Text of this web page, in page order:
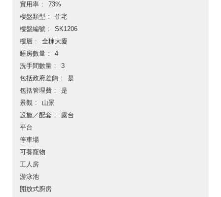
實用率
73%
樓盤類型
住宅
樓盤編號
SK1206
樓層
全棟大廈
睡房數量
4
洗手間數量
3
包括政府差餉
是
包括管理費
是
景觀
山景
設施／配套
露台
平台
停車場
可養寵物
工人房
游泳池
開放式廚房